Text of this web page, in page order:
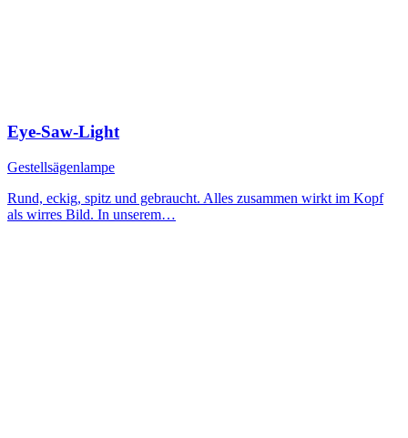
Eye-Saw-Light
Gestellsägenlampe
Rund, eckig, spitz und gebraucht. Alles zusammen wirkt im Kopf
als wirres Bild. In unserem…